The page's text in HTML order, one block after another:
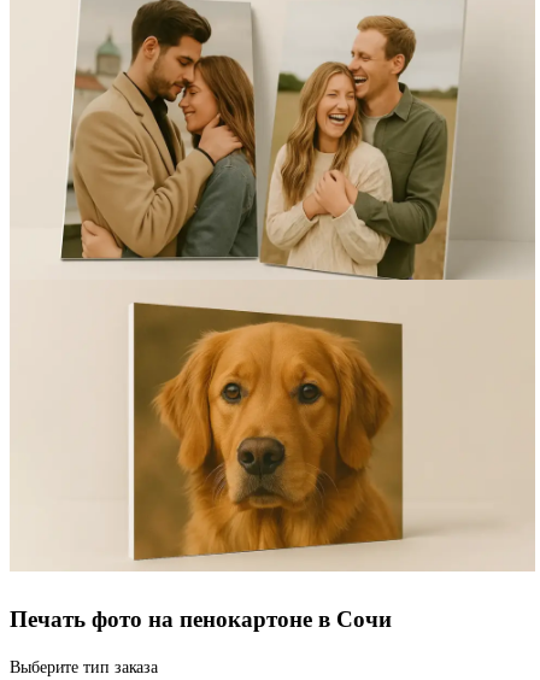
Печать фото на пенокартоне в Сочи
Выберите тип заказа